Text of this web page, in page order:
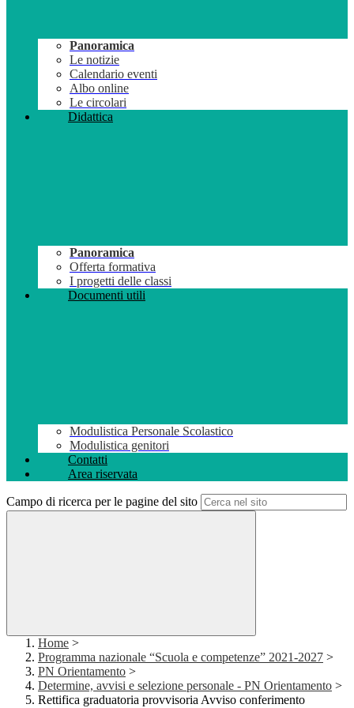
Panoramica
Le notizie
Calendario eventi
Albo online
Le circolari
Didattica
Panoramica
Offerta formativa
I progetti delle classi
Documenti utili
Modulistica Personale Scolastico
Modulistica genitori
Contatti
Area riservata
Campo di ricerca per le pagine del sito
Home >
Programma nazionale “Scuola e competenze” 2021-2027 >
PN Orientamento >
Determine, avvisi e selezione personale - PN Orientamento >
Rettifica graduatoria provvisoria Avviso conferimento